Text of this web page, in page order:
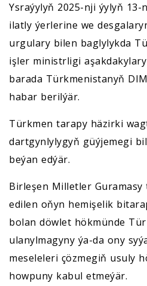
Ysraýylyň 2025-nji ýylyň 13-
ilatly ýerlerine we
urgulary bilen baglylykda
işler ministrligi
barada Türkmenistanyň
habar berilýär.
Türkmen tarapy häzirki
dartgynlylygyň güýjemegi
beýan edýär.
Birleşen Milletler
edilen oňyn hemişelik
bolan döwlet hökmünde
ulanylmagyny ýa-da ony
meseleleri çözmegiň usuly
howpuny kabul etmeýär.